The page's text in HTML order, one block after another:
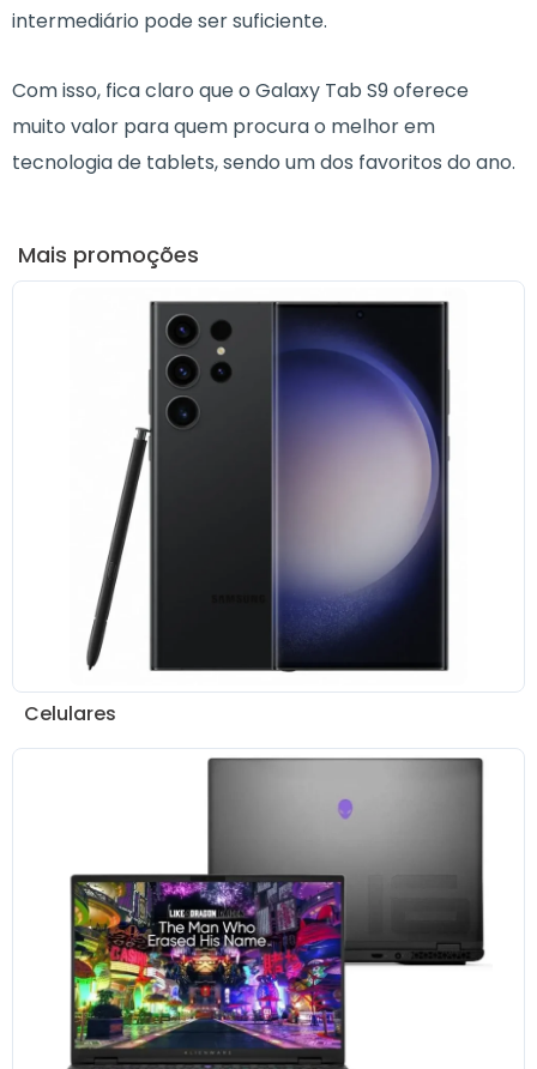
intermediário pode ser suficiente.
Com isso, fica claro que o Galaxy Tab S9 oferece
muito valor para quem procura o melhor em
tecnologia de tablets, sendo um dos favoritos do ano.
Mais promoções
Celulares